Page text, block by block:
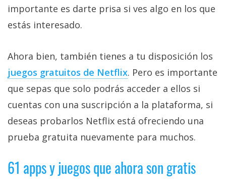
importante es darte prisa si ves algo en los que
estás interesado.
Ahora bien, también tienes a tu disposición los
juegos gratuitos de Netflix‎. Pero es importante
que sepas que solo podrás acceder a ellos si
cuentas con una suscripción a la plataforma, si
deseas probarlos Netflix está ofreciendo una
prueba gratuita nuevamente para muchos.
61 apps y juegos que ahora son gratis